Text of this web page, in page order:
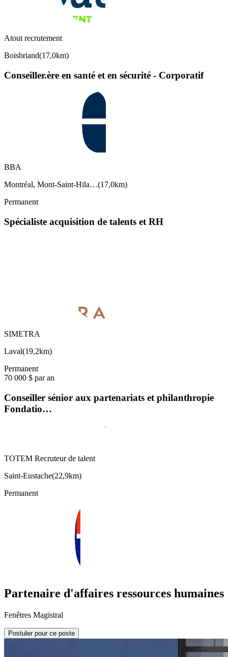
Atout recrutement
Boisbriand(17,0km)
Conseiller.ère en santé et en sécurité - Corporatif
BBA
Montréal, Mont-Saint-Hila…(17,0km)
Permanent
Spécialiste acquisition de talents et RH
SIMETRA
Laval(19,2km)
Permanent
70 000 $ par an
Conseiller sénior aux partenariats et philanthropie
Fondatio…
TOTEM Recruteur de talent
Saint-Eustache(22,9km)
Permanent
Partenaire d'affaires ressources humaines
Fenêtres Magistral
Postuler pour ce poste